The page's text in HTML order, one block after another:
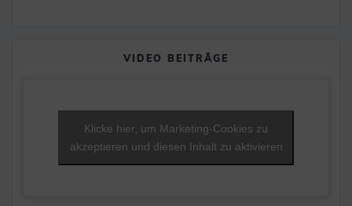
VIDEO BEITRÄGE
Klicke hier, um Marketing-Cookies zu
akzeptieren und diesen Inhalt zu aktivieren